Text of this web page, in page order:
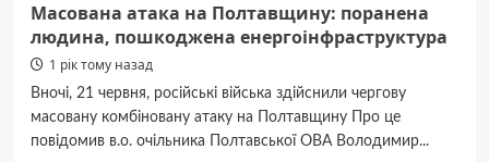
Масована атака на Полтавщину: поранена
людина, пошкоджена енергоінфраструктура
1 рік тому назад
Вночі, 21 червня, російські війська здійснили чергову
масовану комбіновану атаку на Полтавщину Про це
повідомив в.о. очільника Полтавської ОВА Володимир...